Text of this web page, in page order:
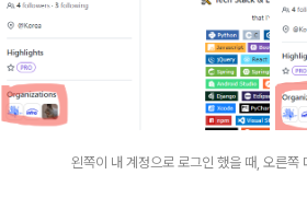
왼쪽이 내 계정으로 로그인 했을 때, 오른쪽